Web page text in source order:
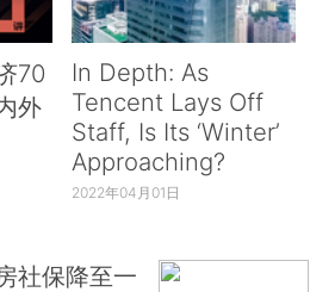
70
外
In Depth: As
Tencent Lays Off
Staff, Is Its ‘Winter’
Approaching?
2022年04月01日
社保降至一